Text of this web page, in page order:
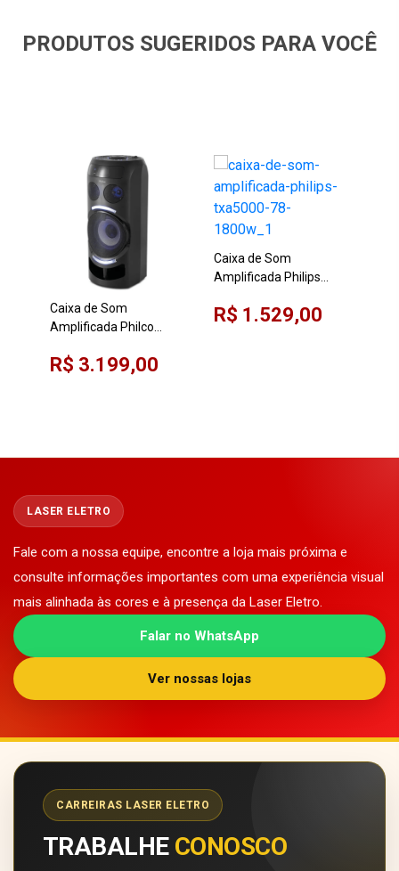
PRODUTOS SUGERIDOS PARA VOCÊ
Caixa de Som
Amplificada Philco
R$ 3.199,00
Caixa de Som
Amplificada Philips
R$ 1.529,00
LASER ELETRO
Fale com a nossa equipe, encontre a loja mais próxima e
consulte informações importantes com uma experiência visual
mais alinhada às cores e à presença da Laser Eletro.
Falar no WhatsApp
Ver nossas lojas
CARREIRAS LASER ELETRO
TRABALHE CONOSCO